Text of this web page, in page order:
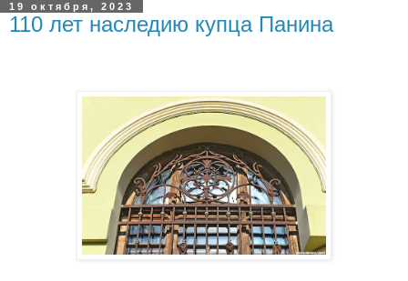
19 октября, 2023
110 лет наследию купца Панина